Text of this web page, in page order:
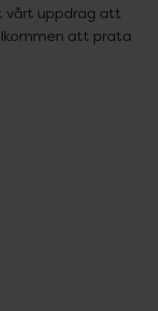
vårt uppdrag att
att prata